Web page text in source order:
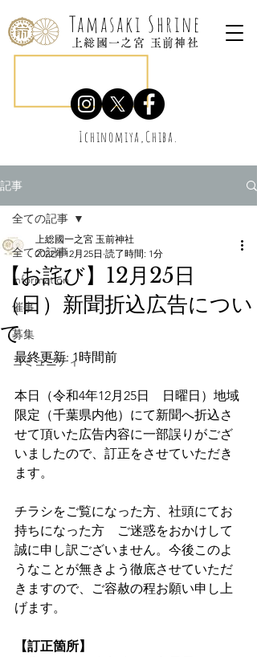
Tamasaki Shrine
上総國一之宮 玉前神社
Ichinomiya,Chiba.
記事
全ての記事
information
催事
募集
コミュニティ
全ての記事
【お詫び】12月25日
（日）新聞折込広告につい
て
上総國一之宮 玉前神社
2022年12月25日 読了時間: 1分
最終更新: 1時間前
本日（令和4年12月25日　日曜日）地域
限定（千葉県内他）にて新聞へ折込さ
せて頂いた広告内容に一部誤りがござ
いましたので、訂正をさせていただき
ます。
チラシをご覧になった方、社頭にてお
持ちになった方　ご迷惑をおかけして
誠に申し訳ございません。今後このよ
うなことが無きよう徹底させていただ
きますので、ご容赦の程お願い申し上
げます。
【訂正箇所】